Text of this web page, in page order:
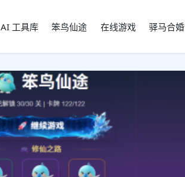
AI 工具库 笨鸟仙途 在线游戏 驿马合婚